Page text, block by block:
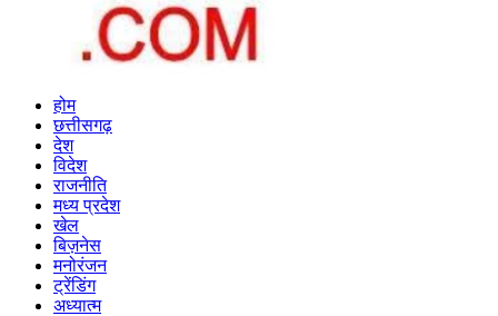
होम
छत्तीसगढ़
देश
विदेश
राजनीति
मध्य प्रदेश
खेल
बिज़नेस
मनोरंजन
ट्रेंडिंग
अध्यात्म